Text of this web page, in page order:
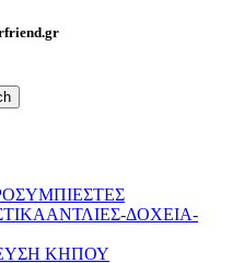
ΑΝΤΛΙΕΣ-ΔΟΧΕΙΑ-
ΚΗΠΟΥ